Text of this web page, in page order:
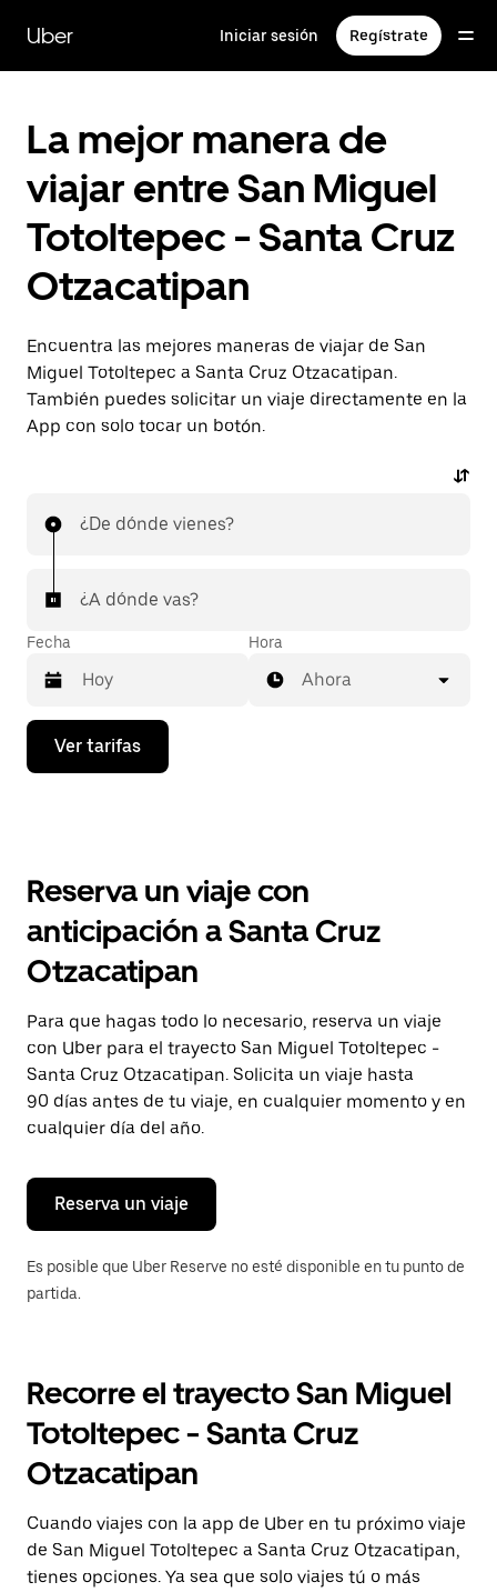
contenido
principal
Uber Iniciar sesión Regístrate
La mejor manera de
viajar entre San Miguel
Totoltepec - Santa Cruz
Otzacatipan
Encuentra las mejores maneras de viajar de San
Miguel Totoltepec a Santa Cruz Otzacatipan.
También puedes solicitar un viaje directamente en la
App con solo tocar un botón.
¿De dónde vienes?
¿A dónde vas?
Fecha
Presiona
flecha
el
y
selecciona
una
Presiona
la
tecla Esc
para
cerrar
el
calendario.
Hora
Ahora
Ver tarifas
Reserva un viaje con
anticipación a Santa Cruz
Otzacatipan
Para que hagas todo lo necesario, reserva un viaje
con Uber para el trayecto San Miguel Totoltepec -
Santa Cruz Otzacatipan. Solicita un viaje hasta
90 días antes de tu viaje, en cualquier momento y en
cualquier día del año.
Reserva un viaje
Es posible que Uber Reserve no esté disponible en tu punto de
partida.
Recorre el trayecto San Miguel
Totoltepec - Santa Cruz
Otzacatipan
Cuando viajes con la app de Uber en tu próximo viaje
de San Miguel Totoltepec a Santa Cruz Otzacatipan,
tienes opciones. Ya sea que solo viajes tú o más